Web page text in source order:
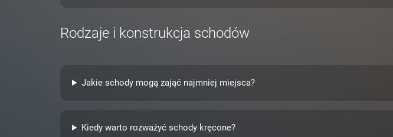
Rodzaje i konstrukcja schodów
Jakie schody mogą zająć najmniej miejsca?
Kiedy warto rozważyć schody kręcone?